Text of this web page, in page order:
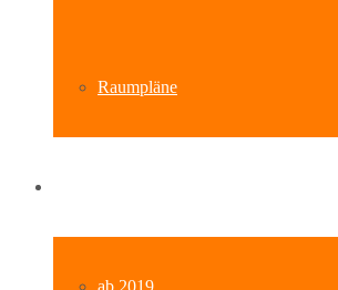
Raumpläne
ab 2019